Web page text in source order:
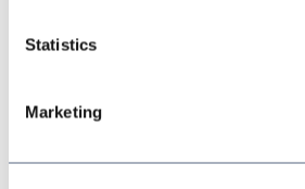
Statistics
Marketing
Panaderías y
humedad, ideales
frecuentes.